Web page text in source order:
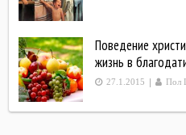
Поведение
жизнь в
27.1.2015 | Пол